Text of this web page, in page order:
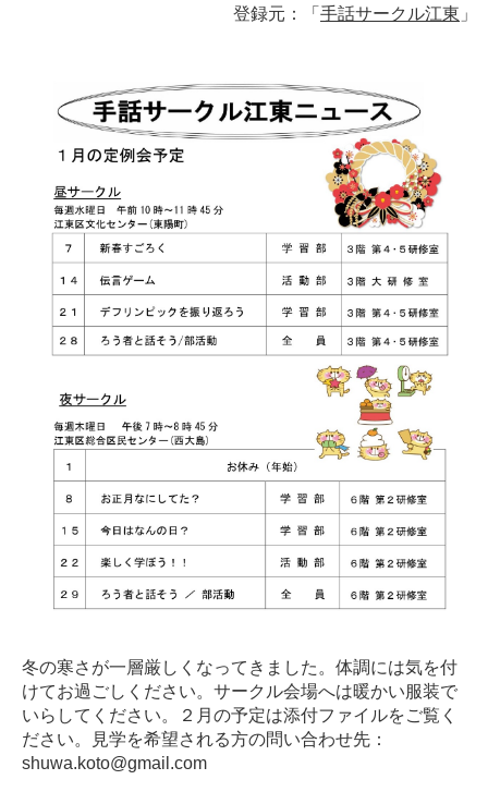
登録元：「 手話サークル江東 」
冬の寒さが一層厳しくなってきました。体調には気を付
けてお過ごしください。サークル会場へは暖かい服装で
いらしてください。２月の予定は添付ファイルをご覧く
ださい。見学を希望される方の問い合わせ先：
shuwa.koto@gmail.com